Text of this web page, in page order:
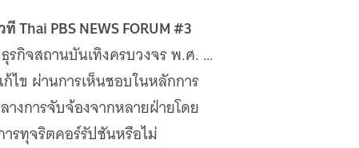
Thai PBS NEWS FORUM #3
รกิจสถานบันเทิงครบวงจร พ.ศ. …
ข ผ่านการเห็นชอบในหลักการ
งการจับจ้องจากหลายฝ่ายโดย
รทุจริตคอร์รัปชันหรือไม่